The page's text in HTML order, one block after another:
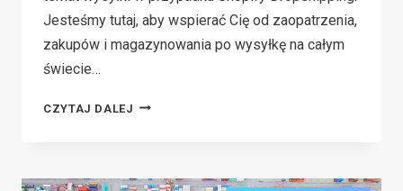
Jesteśmy tutaj, aby wspierać Cię od zaopatrzenia,
zakupów i magazynowania po wysyłkę na całym
świecie…
CZYTAJ DALEJ KOMPLETNY
ROZWIĄZANIACH